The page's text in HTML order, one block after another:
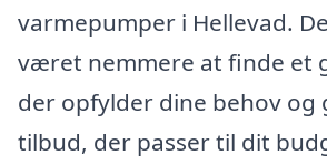
varmepumper i Hellevad.
været nemmere at finde et
der opfylder dine behov og
tilbud, der passer til dit